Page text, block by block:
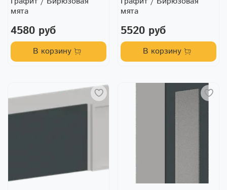
мята
4580 руб
В корзину
мята
5520 руб
В корзину